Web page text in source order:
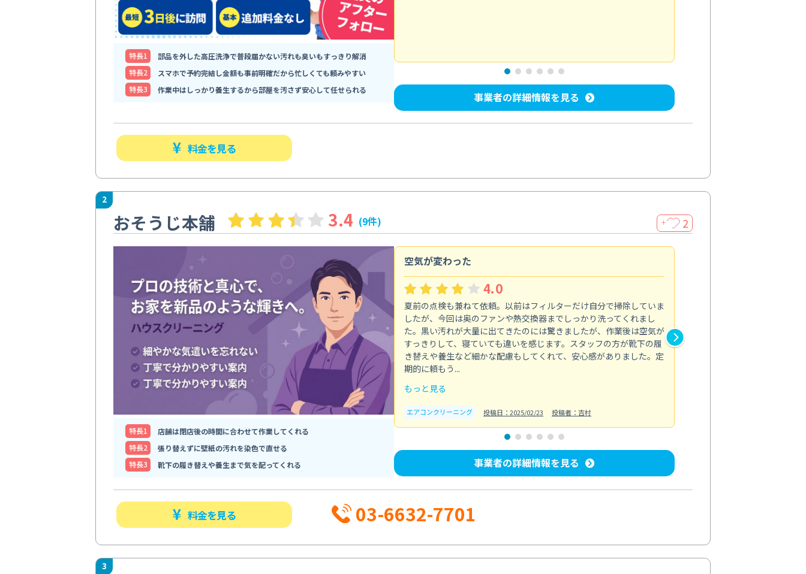
特⻑1
部品を外した高圧洗浄で普段届かない汚れも臭いもすっきり解消
特⻑2
スマホで予約完結し金額も事前明確だから忙しくても頼みやすい
特⻑3
作業中はしっかり養生するから部屋を汚さず安心して任せられる
事業者の詳細情報を見る
料金を見る
2
おそうじ本舗 3.4 (9件) ＋ 2
特⻑1
店舗は閉店後の時間に合わせて作業してくれる
特⻑2
張り替えずに壁紙の汚れを染色で直せる
特⻑3
靴下の履き替えや養生まで気を配ってくれる
空気が変わった
4.0
夏前の点検も兼ねて依頼。以前はフィルターだけ自分で掃除していま
したが、今回は奥のファンや熱交換器までしっかり洗ってくれまし
た。黒い汚れが大量に出てきたのには驚きましたが、作業後は空気が
すっきりして、寝ていても違いを感じます。スタッフの方が靴下の履
き替えや養生など細かな配慮もしてくれて、安心感がありました。定
期的に頼もう...
もっと見る
エアコンクリーニング 投稿日：2025/02/23 投稿者：吉村
事業者の詳細情報を見る
料金を見る 03-6632-7701
3